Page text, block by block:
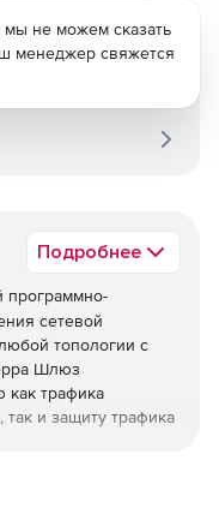
Подробнее
программно-
сетевой
топологии с
Шлюз
как трафика
и защиту трафика
мы не можем сказать
менеджер свяжется